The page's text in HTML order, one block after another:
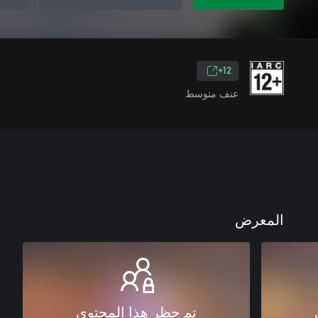
12+
عنف متوسط
المعرض
تم حظر هذا المحتوى